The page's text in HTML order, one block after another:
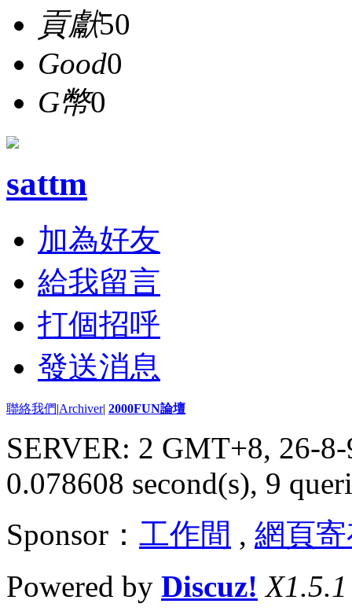
貢獻50
Good0
G幣0
sattm
加為好友
給我留言
打個招呼
發送消息
聯絡我們|Archiver| 2000FUN論壇
SERVER: 2 GMT+8, 26-
0.078608 second(s), 9
Sponsor： 工作間 , 網頁
Powered by Discuz! X1.5.1